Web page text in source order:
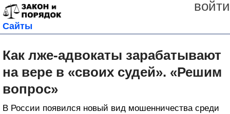
войти
Сайты
Как лже-адвокаты зарабатывают
на вере в «своих судей». «Решим
вопрос»
В России появился новый вид мошенничества среди